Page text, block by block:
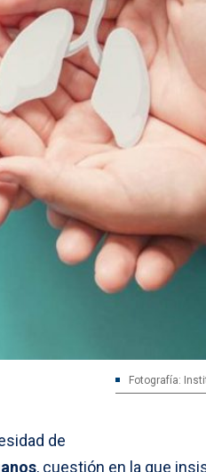
Fotografía:
de
, cuestión en la que